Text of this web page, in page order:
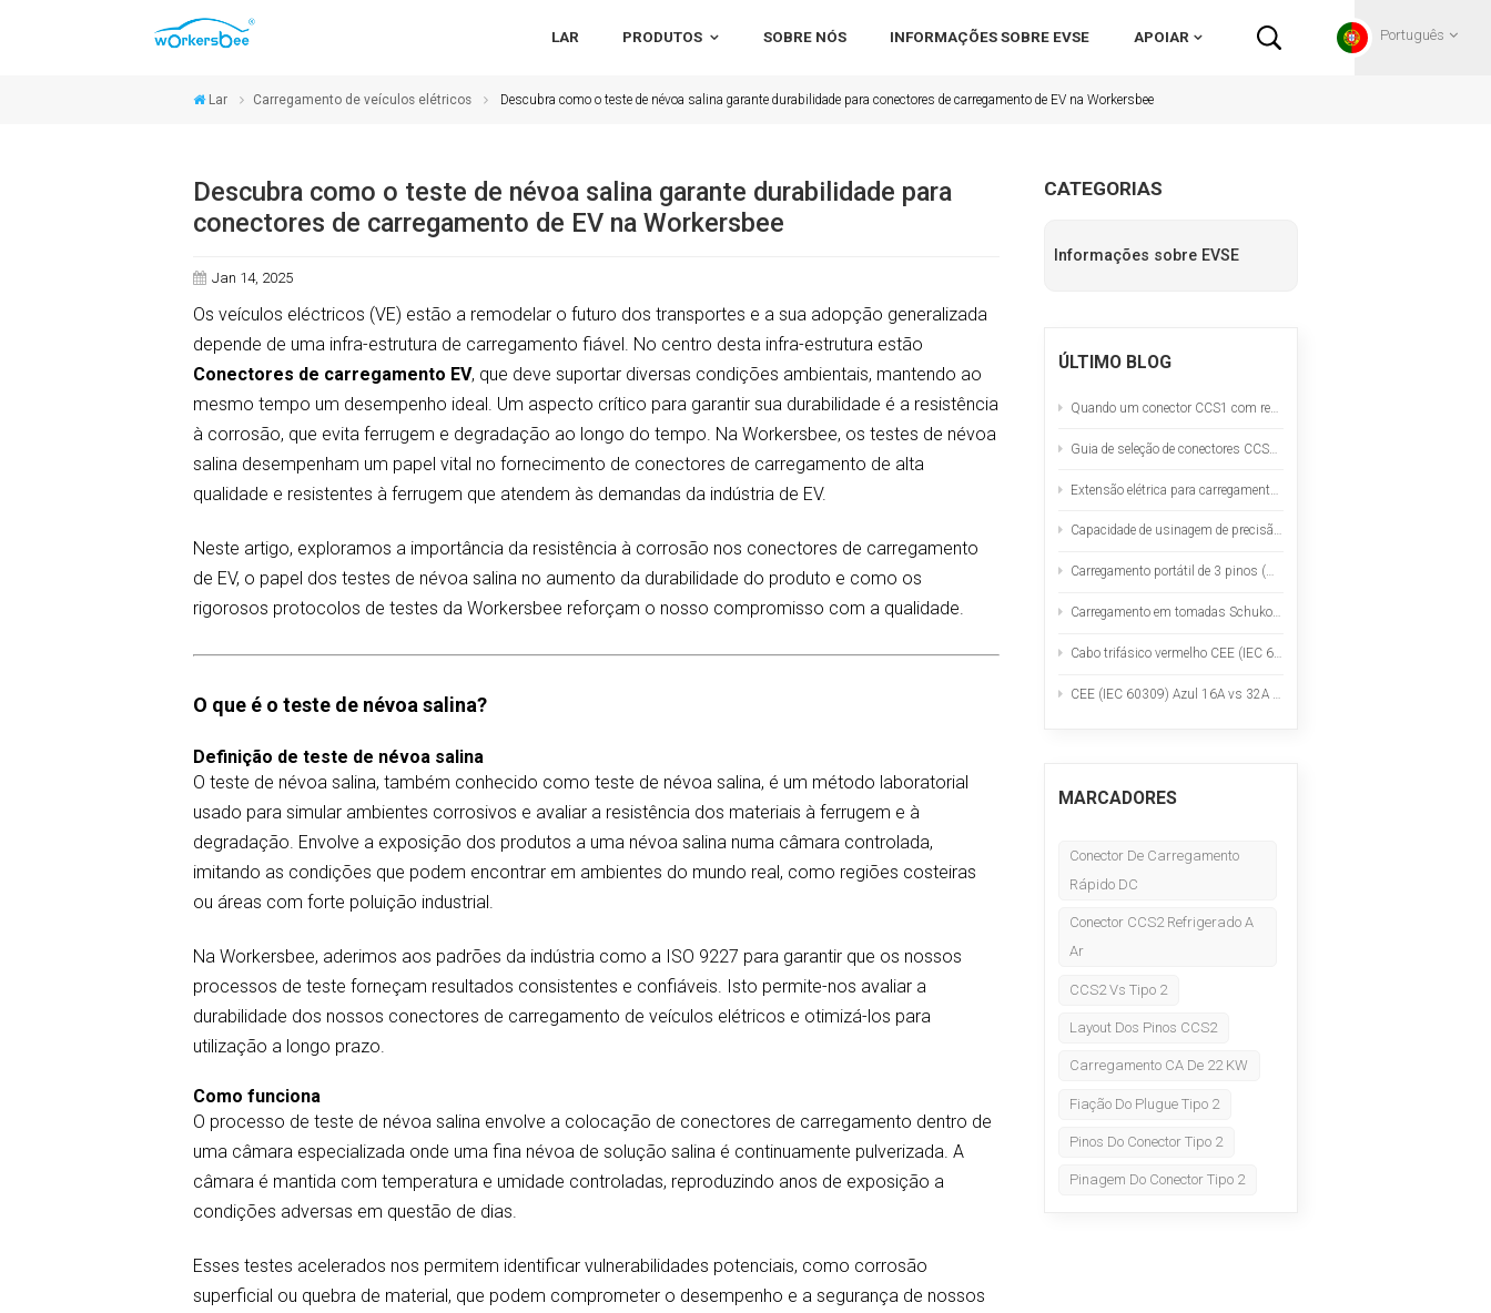
LAR PRODUTOS SOBRE NÓS INFORMAÇÕES SOBRE EVSE APOIAR Português
Lar Carregamento de veículos elétricos Descubra como o teste de névoa salina garante durabilidade para conectores de carregamento de EV na Workersbee
CATEGORIAS
Informações sobre EVSE
ÚLTIMO BLOG
Quando um conector CCS1 com resfriamento natural é a opção ideal
Guia de seleção de conectores CCS1 para projetos de carregamento rápido CC na América do Norte
Extensão elétrica para carregamento portátil de veículos elétricos: lista de verificação de segurança e teste de temperatura.
Capacidade de usinagem de precisão: torneamento suíço, fresamento CNC, materiais e inspeção.
Carregamento portátil de 3 pinos (BS 1363) do Reino Unido: Uma lista de verificação prática de segurança para carregadores portáteis de veículos elétricos.
Carregamento em tomadas Schuko (Tipo E/F): Uso seguro para carregadores portáteis de veículos elétricos
Cabo trifásico vermelho CEE (IEC 60309) de 16 A versus 32 A para carregamento de veículos elétricos portáteis.
CEE (IEC 60309) Azul 16A vs 32A para carregamento de veículos elétricos portáteis
MARCADORES
Conector De Carregamento
Rápido DC
Conector CCS2 Refrigerado A
Ar
CCS2 Vs Tipo 2
Layout Dos Pinos CCS2
Carregamento CA De 22 KW
Fiação Do Plugue Tipo 2
Pinos Do Conector Tipo 2
Pinagem Do Conector Tipo 2
Descubra como o teste de névoa salina garante durabilidade para
conectores de carregamento de EV na Workersbee
Jan 14, 2025
Os veículos eléctricos (VE) estão a remodelar o futuro dos transportes e a sua adopção generalizada
depende de uma infra-estrutura de carregamento fiável. No centro desta infra-estrutura estão
Conectores de carregamento EV, que deve suportar diversas condições ambientais, mantendo ao
mesmo tempo um desempenho ideal. Um aspecto crítico para garantir sua durabilidade é a resistência
à corrosão, que evita ferrugem e degradação ao longo do tempo. Na Workersbee, os testes de névoa
salina desempenham um papel vital no fornecimento de conectores de carregamento de alta
qualidade e resistentes à ferrugem que atendem às demandas da indústria de EV.
Neste artigo, exploramos a importância da resistência à corrosão nos conectores de carregamento
de EV, o papel dos testes de névoa salina no aumento da durabilidade do produto e como os
rigorosos protocolos de testes da Workersbee reforçam o nosso compromisso com a qualidade.
O que é o teste de névoa salina?
Definição de teste de névoa salina
O teste de névoa salina, também conhecido como teste de névoa salina, é um método laboratorial
usado para simular ambientes corrosivos e avaliar a resistência dos materiais à ferrugem e à
degradação. Envolve a exposição dos produtos a uma névoa salina numa câmara controlada,
imitando as condições que podem encontrar em ambientes do mundo real, como regiões costeiras
ou áreas com forte poluição industrial.
Na Workersbee, aderimos aos padrões da indústria como a ISO 9227 para garantir que os nossos
processos de teste forneçam resultados consistentes e confiáveis. Isto permite-nos avaliar a
durabilidade dos nossos conectores de carregamento de veículos elétricos e otimizá-los para
utilização a longo prazo.
Como funciona
O processo de teste de névoa salina envolve a colocação de conectores de carregamento dentro de
uma câmara especializada onde uma fina névoa de solução salina é continuamente pulverizada. A
câmara é mantida com temperatura e umidade controladas, reproduzindo anos de exposição a
condições adversas em questão de dias.
Esses testes acelerados nos permitem identificar vulnerabilidades potenciais, como corrosão
superficial ou quebra de material, que podem comprometer o desempenho e a segurança de nossos